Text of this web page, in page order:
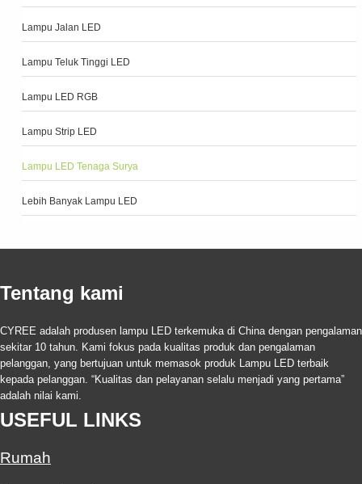
:
Lampu Jalan LED
Lampu Teluk Tinggi LED
Lampu LED RGB
Lampu Strip LED
Lampu LED Tenaga Surya
Lebih Banyak Lampu LED
Tentang kami
CYREE adalah produsen lampu LED terkemuka di China dengan pengalaman
sekitar 10 tahun. Kami fokus pada kualitas produk dan pengalaman
pelanggan, yang bertujuan untuk memasok produk Lampu LED terbaik
kepada pelanggan. “Kualitas dan pelayanan selalu menjadi yang pertama”
adalah nilai kami.
USEFUL LINKS
Rumah